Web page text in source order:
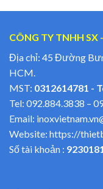
CÔNG TY TNHH SX
Địa chỉ: 45 Đường
HCM.
MST: 0312614781 -
Tel: 092.884.3838 –
Email:
Website: https://
Số tài khoản :